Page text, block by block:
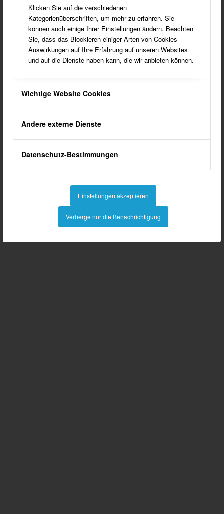
Klicken Sie auf die verschiedenen
Kategorienüberschriften, um mehr zu erfahren. Sie
können auch einige Ihrer Einstellungen ändern. Beachten
Sie, dass das Blockieren einiger Arten von Cookies
Auswirkungen auf Ihre Erfahrung auf unseren Websites
und auf die Dienste haben kann, die wir anbieten können.
Wichtige Website Cookies
Andere externe Dienste
Datenschutz-Bestimmungen
Einstellungen akzeptieren
Verberge nur die Benachrichtigung
Am 13. September 2015 hat der Heimatverein Südlohn e.V. das
Buch HEIMAT SÜDLOHN vorgestellt. Das Buch ist nicht mehr
lieferbar, die Gesamtauflage von 1.000 Exemplaren war schnell
verkauft.